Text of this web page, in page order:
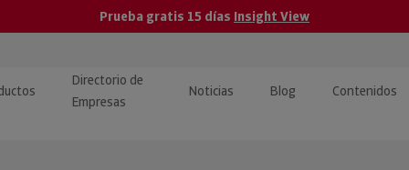
Prueba gratis 15 días Insight View
Directorio de
Empresas
Noticias Blog Contenidos